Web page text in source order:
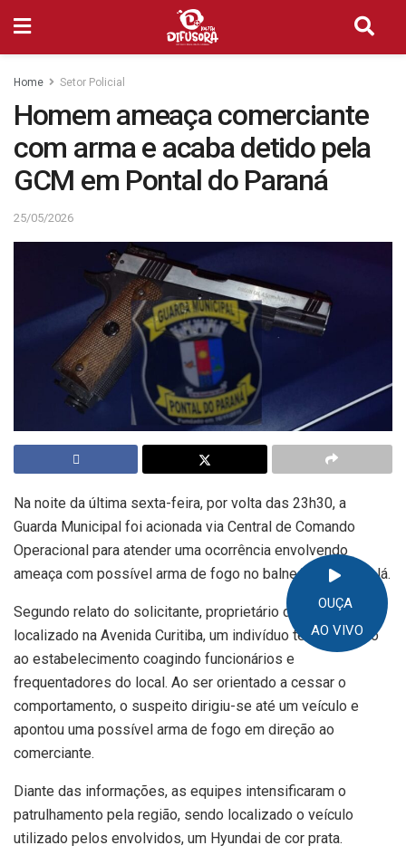
OUÇA
AO VIVO
Home Setor Policial
Homem ameaça comerciante
com arma e acaba detido pela
GCM em Pontal do Paraná
25/05/2026
Na noite da última sexta-feira, por volta das 23h30, a
Guarda Municipal foi acionada via Central de Comando
Operacional para atender uma ocorrência envolvendo
ameaça com possível arma de fogo no balneário Shangri-lá.
Segundo relato do solicitante, proprietário de um comércio
localizado na Avenida Curitiba, um indivíduo teria chegado
ao estabelecimento coagindo funcionários e
frequentadores do local. Ao ser orientado a cessar o
comportamento, o suspeito dirigiu-se até um veículo e
apontou uma possível arma de fogo em direção ao
comerciante.
Diante das informações, as equipes intensificaram o
patrulhamento pela região, sendo localizado o veículo
utilizado pelos envolvidos, um Hyundai de cor prata.